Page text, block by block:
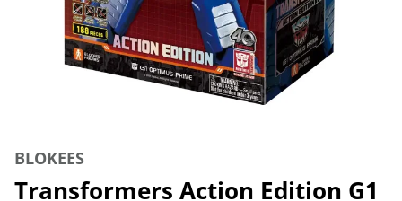
BLOKEES
Transformers Action Edition G1